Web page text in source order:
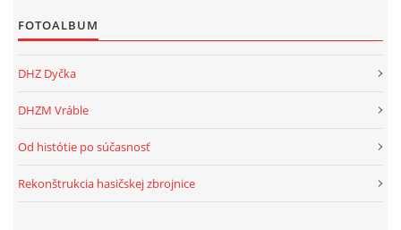
FOTOALBUM
DHZ Dyčka
DHZM Vráble
Od histótie po súčasnosť
Rekonštrukcia hasičskej zbrojnice